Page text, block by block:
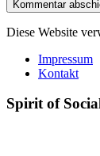
Diese Website
Impressum
Kontakt
Spirit of